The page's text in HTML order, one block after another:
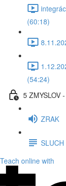
(60:18)
(54:24)
5 ZMYSLOV
ZRAK
SLUCH
Teach online with